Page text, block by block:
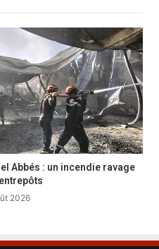
Abbés : un incendie ravage
2026